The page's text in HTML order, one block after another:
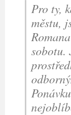
Pro ty,
městu,
sobotu.